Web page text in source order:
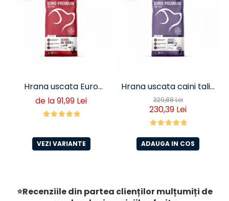
Hrana uscata Euro
Premium Senior Miel si
Orez
de la 91,99 Lei
VEZI VARIANTE
Hrana uscata caini talie
foarte mare Euro
Premium Giant Adult pui
si orez 15 Kg
329,88 Lei
230,39 Lei
ADAUGA IN COS
⭐Recenziile din partea clienților mulțumiți de